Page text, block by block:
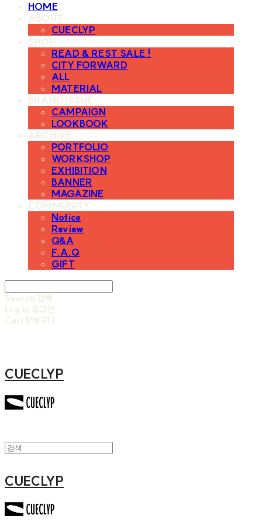
HOME
ABOUT
CUECLYP
SHOP
READ & REST SALE !
CITY FORWARD
ALL
MATERIAL
BRAND ISSUE
CAMPAIGN
LOOKBOOK
ARCHIVE
PORTFOLIO
WORKSHOP
EXHIBITION
BANNER
MAGAZINE
COMMUNITY
Notice
Review
Q&A
F.A.Q
GIFT
Search 검색
Log In 로그인
Cart장바구니
CUECLYP
CUECLYP